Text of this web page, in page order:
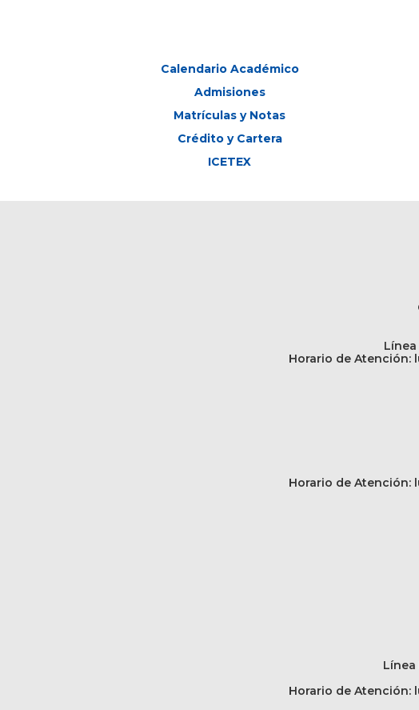
Calendario Académico
Admisiones
Matrículas y Notas
Crédito y Cartera
ICETEX
Horario de Atención:
Horario de Atención:
Línea
Horario de Atención: